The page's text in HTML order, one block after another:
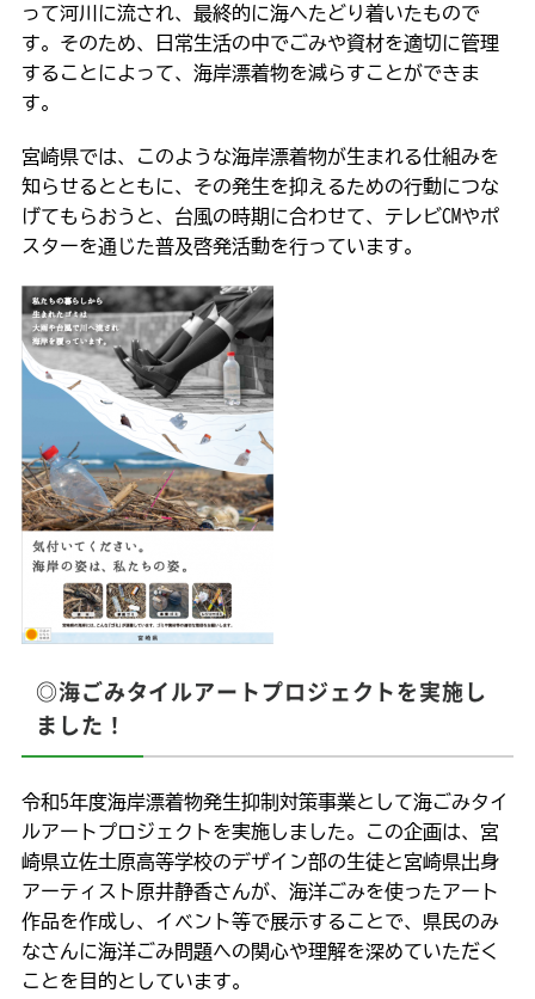
って河川に流され、最終的に海へたどり着いたもので
す。そのため、日常生活の中でごみや資材を適切に管理
することによって、海岸漂着物を減らすことができま
す。
宮崎県では、このような海岸漂着物が生まれる仕組みを
知らせるとともに、その発生を抑えるための行動につな
げてもらおうと、台風の時期に合わせて、テレビCMやポ
スターを通じた普及啓発活動を行っています。
◎海ごみタイルアートプロジェクトを実施し
ました！
令和5年度海岸漂着物発生抑制対策事業として海ごみタイ
ルアートプロジェクトを実施しました。この企画は、宮
崎県立佐土原高等学校のデザイン部の生徒と宮崎県出身
アーティスト原井静香さんが、海洋ごみを使ったアート
作品を作成し、イベント等で展示することで、県民のみ
なさんに海洋ごみ問題への関心や理解を深めていただく
ことを目的としています。